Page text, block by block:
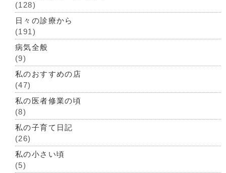
(128)
日々の診療から
(191)
病気全般
(9)
私のおすすめの店
(47)
私の医者修業の頃
(8)
私の子育て日記
(26)
私の小さい頃
(5)